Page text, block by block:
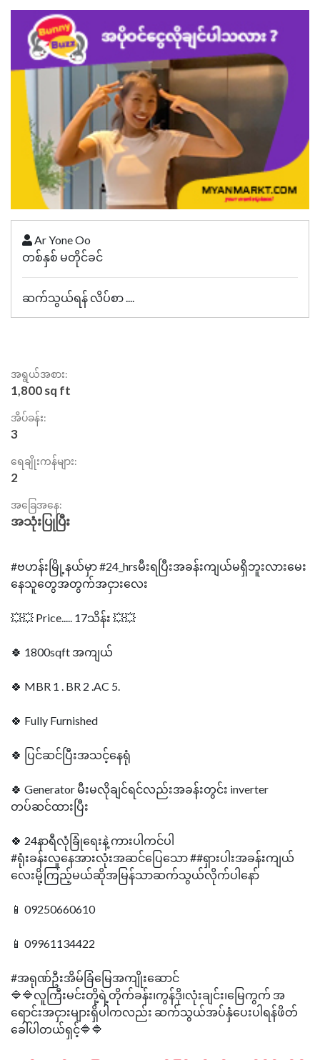
Ar Yone Oo
တစ်နှစ် မတိုင်ခင်
ဆက်သွယ်ရန် လိပ်စာ ....
အရွယ်အစား:
1,800 sq ft
အိပ်ခန်း:
3
ရေချိုးကန်များ:
2
အခြေအနေ:
အသုံးပြုပြီး
#ဗဟန်းမြို့နယ်မှာ #24_hrsမီးရပြီးအခန်းကျယ်မရှိဘူးလားမေး
နေသူတွေအတွက်အငှားလေး
💥💥 Price..... 17သိန်း 💥💥
🍀 1800sqft အကျယ်
🍀 MBR 1 . BR 2 .AC 5.
🍀 Fully Furnished
🍀 ပြင်ဆင်ပြီးအသင့်နေရုံ
🍀 Generator မီးမလိုချင်ရင်လည်းအခန်းတွင်း inverter
တပ်ဆင်ထားပြီး
🍀 24နာရီလုံခြုံရေးနဲ့ ကားပါကင်ပါ
#ရုံးခန်းလူနေအားလုံးအဆင်ပြေသော ##ရှားပါးအခန်းကျယ်
လေးမို့ကြည့်မယ်ဆိုအမြန်သာဆက်သွယ်လိုက်ပါနော်
📱 09250660610
📱 09961134422
#အရုဏ်ဦးအိမ်ခြံမြေအကျိုးဆောင်
🔷🔷လူကြီးမင်းတို့ရဲ့တိုက်ခန်း၊ကွန်ဒို၊လုံးချင်း၊မြေကွက် အ
ရောင်းအငှားများရှိပါကလည်း ဆက်သွယ်အပ်နှံပေးပါရန်ဖိတ်